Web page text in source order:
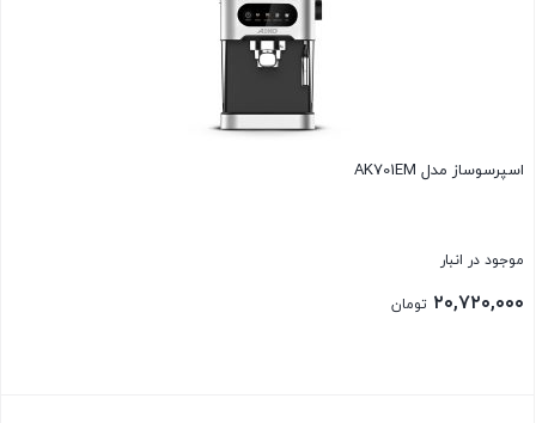
اسپرسوساز مدل AK701EM
موجود در انبار
۲۰,۷۲۰,۰۰۰ تومان